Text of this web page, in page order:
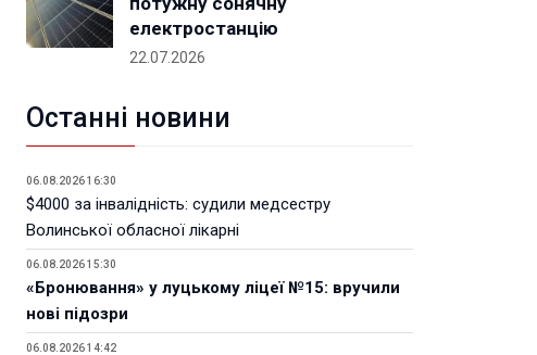
електростанцію
22.07.2026
Останні новини
06.08.2026 16:30
$4000 за інвалідність: судили медсестру
Волинської обласної лікарні
06.08.2026 15:30
«Бронювання» у луцькому ліцеї №15: вручили
нові підозри
06.08.2026 14:42